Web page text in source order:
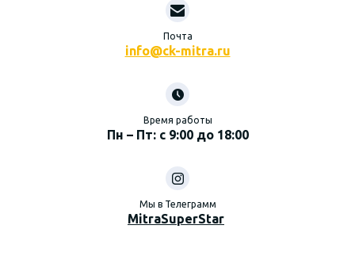
Почта
info@ck-mitra.ru
Время работы
Пн – Пт: с 9:00 до 18:00
Мы в Телеграмм
MitraSuperStar